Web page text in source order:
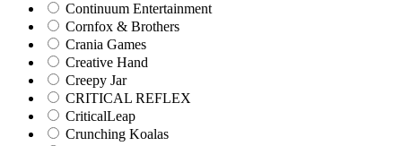
Continuum Entertainment
Cornfox & Brothers
Crania Games
Creative Hand
Creepy Jar
CRITICAL REFLEX
CriticalLeap
Crunching Koalas